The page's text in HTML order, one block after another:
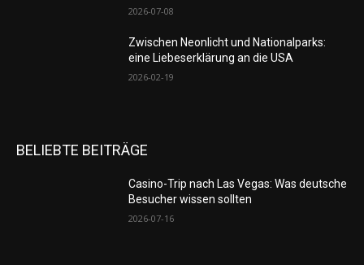
2026-07-08
Zwischen Neonlicht und Nationalparks:
eine Liebeserklärung an die USA
2026-02-19
BELIEBTE BEITRÄGE
Casino-Trip nach Las Vegas: Was deutsche
Besucher wissen sollten
2026-07-16